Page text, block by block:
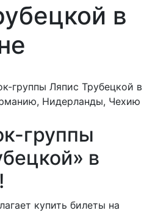
в
группы
в
купить билеты на